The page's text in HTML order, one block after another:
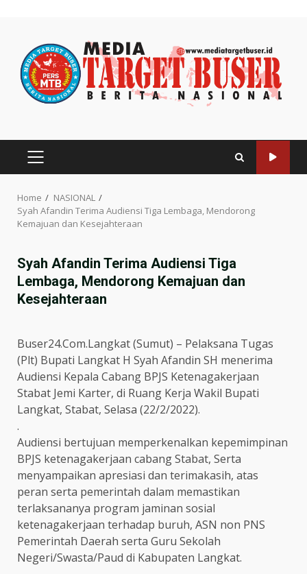
content
PRIMARY
Home
NASIONAL
Syah Afandin Terima Audiensi Tiga Lembaga, Mendorong
Kemajuan dan Kesejahteraan
Syah Afandin Terima Audiensi Tiga
Lembaga, Mendorong Kemajuan dan
Kesejahteraan
Buser24.Com.Langkat (Sumut) – Pelaksana Tugas
(Plt) Bupati Langkat H Syah Afandin SH menerima
Audiensi Kepala Cabang BPJS Ketenagakerjaan
Stabat Jemi Karter, di Ruang Kerja Wakil Bupati
Langkat, Stabat, Selasa (22/2/2022).
.
Audiensi bertujuan memperkenalkan kepemimpinan
BPJS ketenagakerjaan cabang Stabat, Serta
menyampaikan apresiasi dan terimakasih, atas
peran serta pemerintah dalam memastikan
terlaksananya program jaminan sosial
ketenagakerjaan terhadap buruh, ASN non PNS
Pemerintah Daerah serta Guru Sekolah
Negeri/Swasta/Paud di Kabupaten Langkat.